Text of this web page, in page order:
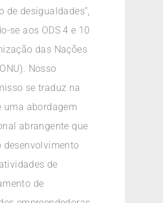
de desigualdades”,
se aos ODS 4 e 10
das Nações
Nosso
se traduz na
uma abordagem
abrangente que
desenvolvimento
de
de